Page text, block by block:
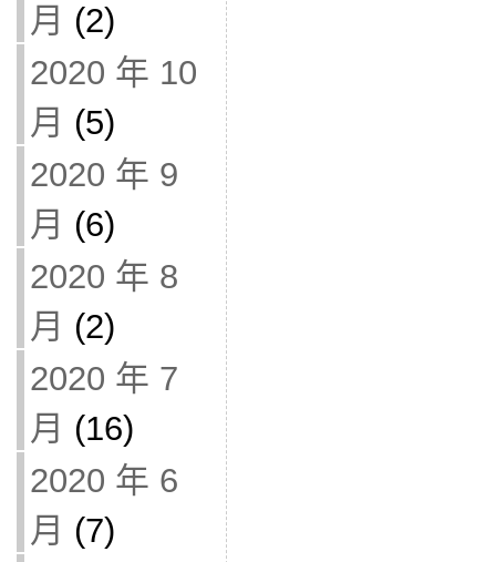
月 (2)
2020 年 10
月 (5)
2020 年 9
月 (6)
2020 年 8
月 (2)
2020 年 7
月 (16)
2020 年 6
月 (7)